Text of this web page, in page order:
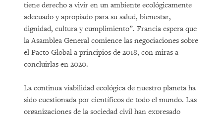
tiene derecho a vivir en un ambiente ecológicamente
adecuado y apropiado para su salud, bienestar,
dignidad, cultura y cumplimiento”. Francia espera que
la Asamblea General comience las negociaciones sobre
el Pacto Global a principios de 2018, con miras a
concluirlas en 2020.
La continua viabilidad ecológica de nuestro planeta ha
sido cuestionada por científicos de todo el mundo. Las
organizaciones de la sociedad civil han expresado